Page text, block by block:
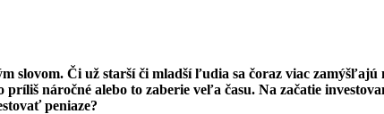
slovom. Či už starší či mladší ľudia sa čoraz viac
príliš náročné alebo to zaberie veľa času. Na začatie
peniaze?